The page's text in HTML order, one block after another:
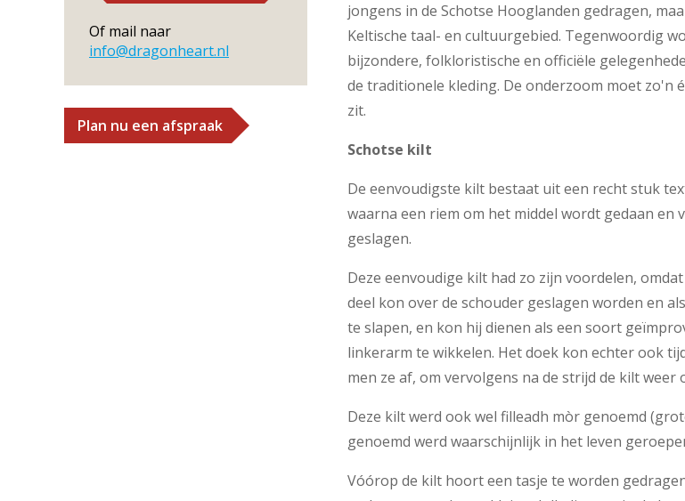
Of mail naar
info@dragonheart.nl
Plan nu een afspraak
jongens in de Schotse Hooglanden gedragen,
Keltische taal- en cultuurgebied. Tegenwoordig
bijzondere, folkloristische en officiële
de traditionele kleding. De onderzoom moet zo'n
zit.
Schotse kilt
De eenvoudigste kilt bestaat uit een recht stuk
waarna een riem om het middel wordt gedaan
geslagen.
Deze eenvoudige kilt had zo zijn voordelen,
deel kon over de schouder geslagen worden en
te slapen, en kon hij dienen als een soort
linkerarm te wikkelen. Het doek kon echter ook
men ze af, om vervolgens na de strijd de kilt weer
Deze kilt werd ook wel filleadh mòr genoemd
genoemd werd waarschijnlijk in het leven
Vóórop de kilt hoort een tasje te worden